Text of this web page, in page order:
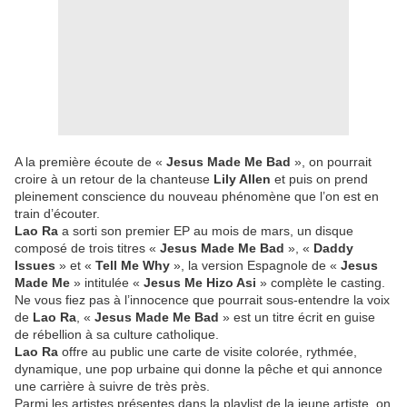
A la première écoute de « Jesus Made Me Bad », on pourrait
croire à un retour de la chanteuse Lily Allen et puis on prend
pleinement conscience du nouveau phénomène que l’on est en
train d’écouter.
Lao Ra a sorti son premier EP au mois de mars, un disque
composé de trois titres « Jesus Made Me Bad », « Daddy
Issues » et « Tell Me Why », la version Espagnole de « Jesus
Made Me » intitulée « Jesus Me Hizo Asi » complète le casting.
Ne vous fiez pas à l’innocence que pourrait sous-entendre la voix
de Lao Ra , « Jesus Made Me Bad » est un titre écrit en guise
de rébellion à sa culture catholique.
Lao Ra offre au public une carte de visite colorée, rythmée,
dynamique, une pop urbaine qui donne la pêche et qui annonce
une carrière à suivre de très près.
Parmi les artistes présentes dans la playlist de la jeune artiste, on